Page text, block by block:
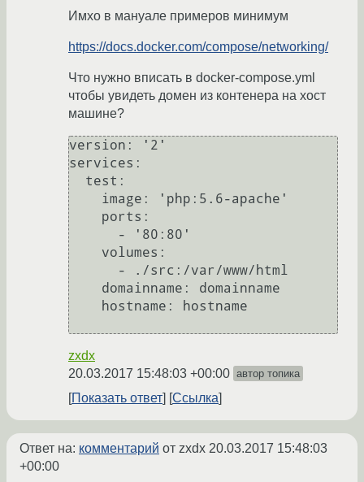
Имхо в мануале примеров минимум
https://docs.docker.com/compose/networking/
Что нужно вписать в docker-compose.yml
чтобы увидеть домен из контенера на хост
машине?
version: '2'
services:
zxdx
20.03.2017 15:48:03 +00:00 автор топика
Показать ответ Ссылка
Ответ на: комментарий от zxdx 20.03.2017 15:48:03
+00:00